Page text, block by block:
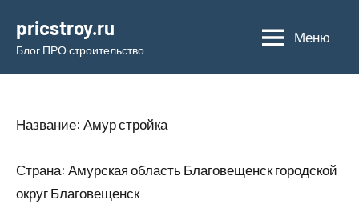
содержимому
pricstroy.ru
Блог ПРО строительство
Меню
Название: Амур стройка
Страна: Амурская область Благовещенск городской
округ Благовещенск